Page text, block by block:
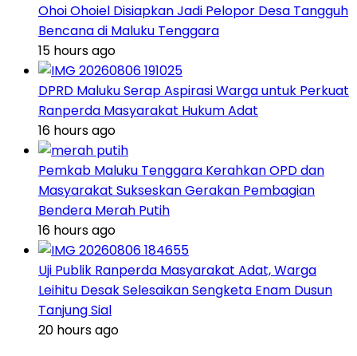
Ohoi Ohoiel Disiapkan Jadi Pelopor Desa Tangguh
Bencana di Maluku Tenggara
15 hours ago
DPRD Maluku Serap Aspirasi Warga untuk Perkuat
Ranperda Masyarakat Hukum Adat
16 hours ago
Pemkab Maluku Tenggara Kerahkan OPD dan
Masyarakat Sukseskan Gerakan Pembagian
Bendera Merah Putih
16 hours ago
Uji Publik Ranperda Masyarakat Adat, Warga
Leihitu Desak Selesaikan Sengketa Enam Dusun
Tanjung Sial
20 hours ago